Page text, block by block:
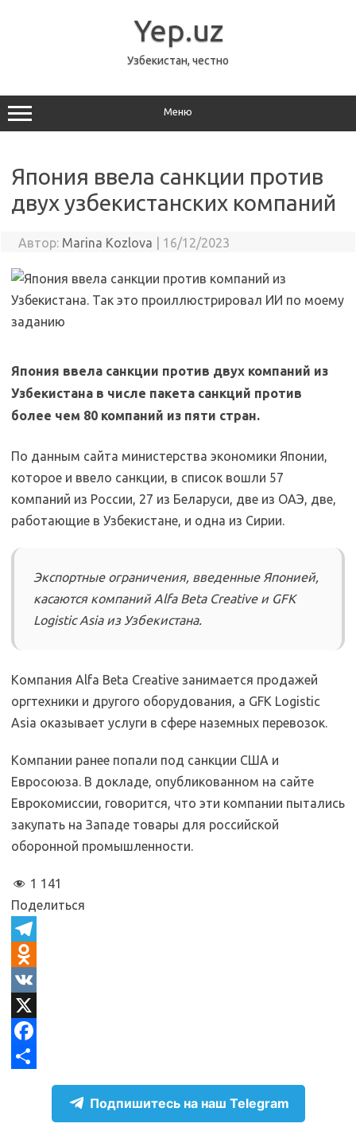
Yep.uz
Узбекистан, честно
Меню
Япония ввела санкции против
двух узбекистанских компаний
Автор: Marina Kozlova 16/12/2023
Япония ввела санкции против двух компаний из
Узбекистана в числе пакета санкций против
более чем 80 компаний из пяти стран.
По данным сайта министерства экономики Японии,
которое и ввело санкции, в список вошли 57
компаний из России, 27 из Беларуси, две из ОАЭ, две,
работающие в Узбекистане, и одна из Сирии.
Экспортные ограничения, введенные Японией,
касаются компаний Alfa Beta Creative и GFK
Logistic Asia из Узбекистана.
Компания Alfa Beta Creative занимается продажей
оргтехники и другого оборудования, а GFK Logistic
Asia оказывает услуги в сфере наземных перевозок.
Компании ранее попали под санкции США и
Евросоюза. В докладе, опубликованном на сайте
Еврокомиссии, говорится, что эти компании пытались
закупать на Западе товары для российской
оборонной промышленности.
1 141
Поделиться
T
e
e
g
O
d
n
o
V
KX
F
Подпишитесь на наш Telegram